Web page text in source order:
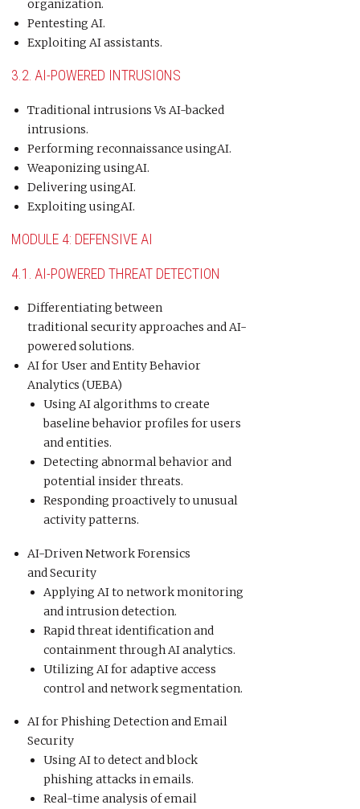
organization.
Pentesting AI.
Exploiting AI assistants.
3.2. AI-POWERED INTRUSIONS
Traditional intrusions Vs AI-backed
intrusions.
Performing reconnaissance usingAI.
Weaponizing usingAI.
Delivering usingAI.
Exploiting usingAI.
MODULE 4: DEFENSIVE AI
4.1. AI-POWERED THREAT DETECTION
Differentiating between
traditional security approaches and AI-
powered solutions.
AI for User and Entity Behavior
Analytics (UEBA)
Using AI algorithms to create
baseline behavior profiles for users
and entities.
Detecting abnormal behavior and
potential insider threats.
Responding proactively to unusual
activity patterns.
AI-Driven Network Forensics
and Security
Applying AI to network monitoring
and intrusion detection.
Rapid threat identification and
containment through AI analytics.
Utilizing AI for adaptive access
control and network segmentation.
AI for Phishing Detection and Email
Security
Using AI to detect and block
phishing attacks in emails.
Real-time analysis of email